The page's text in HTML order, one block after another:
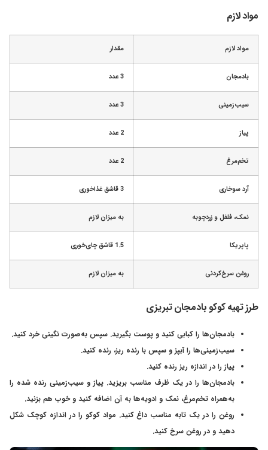
مواد لازم
مواد لازم مقدار
بادمجان 3 عدد
سیب‌زمینی 3 عدد
پیاز 2 عدد
تخم‌مرغ 2 عدد
آرد سوخاری 3 قاشق غذاخوری
نمک، فلفل و زردچوبه به میزان لازم
پاپریکا 1.5 قاشق چای‌خوری
روغن سرخ‌کردنی به میزان لازم
طرز تهیه کوکو بادمجان تبریزی
بادمجان‌ها را کبابی کنید و پوست بگیرید. سپس به‌صورت نگینی خرد کنید.
سیب‌زمینی‌ها را آبپز و سپس با رنده ریز، رنده کنید.
پیاز را در اندازه ریز رنده کنید.
بادمجان‌ها را در یک ظرف مناسب بریزید. پیاز و سیب‌زمینی رنده شده را
به‌همراه تخم‌مرغ، نمک و ادویه‌ها به آن اضافه کنید و خوب هم بزنید.
روغن را در یک تابه مناسب داغ کنید. مواد کوکو را در اندازه کوچک شکل
دهید و در روغن سرخ کنید.